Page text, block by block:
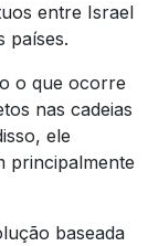
entre Israel
países.
o que ocorre
nas cadeias
ele
principalmente
baseada